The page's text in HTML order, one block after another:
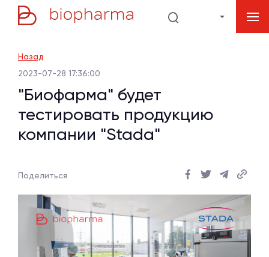
Назад
2023-07-28 17:36:00
"Биофарма" будет
тестировать продукцию
компании "Stada"
Поделиться